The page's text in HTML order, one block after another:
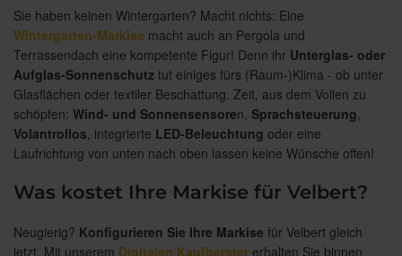
Sie haben keinen Wintergarten? Macht nichts: Eine
Wintergarten-Markise macht auch an Pergola und
Terrassendach eine kompetente Figur! Denn ihr Unterglas- oder
Aufglas-Sonnenschutz tut einiges fürs (Raum-)Klima - ob unter
Glasflächen oder textiler Beschattung. Zeit, aus dem Vollen zu
schöpfen: Wind- und Sonnensensoren, Sprachsteuerung,
Volantrollos, integrierte LED-Beleuchtung oder eine
Laufrichtung von unten nach oben lassen keine Wünsche offen!
Was kostet Ihre Markise für Velbert?
Neugierig? Konfigurieren Sie Ihre Markise für Velbert gleich
jetzt. Mit unserem Digitalen Kaufberater erhalten Sie binnen